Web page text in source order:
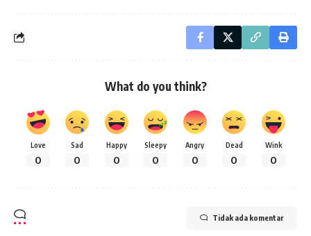
What do you think?
Love
0
Sad
0
Happy
0
Sleepy
0
Angry
0
Dead
0
Wink
0
Tidak ada komentar